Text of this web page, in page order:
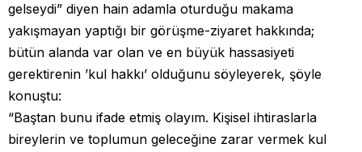
gelseydi” diyen hain adamla oturduğu makama
yakışmayan yaptığı bir görüşme-ziyaret hakkında;
bütün alanda var olan ve en büyük hassasiyeti
gerektirenin ’kul hakkı’ olduğunu söyleyerek, şöyle
konuştu:
“Baştan bunu ifade etmiş olayım. Kişisel ihtiraslarla
bireylerin ve toplumun geleceğine zarar vermek kul